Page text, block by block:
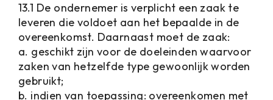
13.1 De ondernemer is verplicht een zaak te
leveren die voldoet aan het bepaalde in de
overeenkomst. Daarnaast moet de zaak:
a. geschikt zijn voor de doeleinden waarvoor
zaken van hetzelfde type gewoonlijk worden
gebruikt;
b. indien van toepassing: overeenkomen met